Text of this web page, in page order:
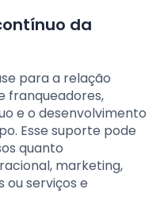
da
para a relação
franqueadores,
e o desenvolvimento
Esse suporte pode
quanto
marketing,
serviços e